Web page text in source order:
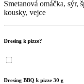
Smetanová omáčka, sýr,
kousky, vejce
Dresing k pizze?
Dresing BBQ k pizze 30 g